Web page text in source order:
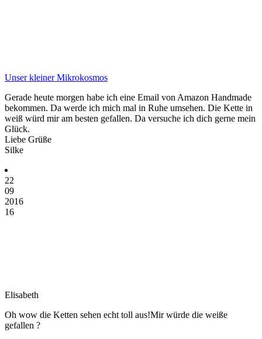
Unser kleiner Mikrokosmos
Gerade heute morgen habe ich eine Email von Amazon Handmade
bekommen. Da werde ich mich mal in Ruhe umsehen. Die Kette in
weiß würd mir am besten gefallen. Da versuche ich dich gerne mein
Glück.
Liebe Grüße
Silke
22
09
2016
16
Elisabeth
Oh wow die Ketten sehen echt toll aus!Mir würde die weiße
gefallen ?